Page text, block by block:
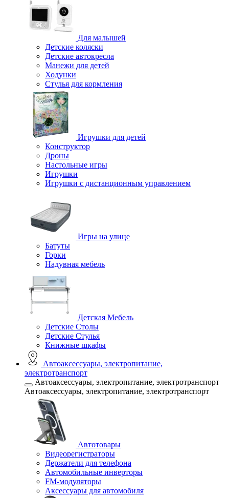
Для малышей
Детские коляски
Детские автокресла
Манежи для детей
Ходунки
Стулья для кормления
Игрушки для детей
Конструктор
Дроны
Настольные игры
Игрушки
Игрушки c дистанционным управлением
Игры на улице
Батуты
Горки
Надувная мебель
Детская Мебель
Детские Столы
Детские Стулья
Книжные шкафы
Автоаксессуары, электропитание,
электротранспорт
Автоаксессуары, электропитание, электротранспорт
Автоаксессуары, электропитание, электротранспорт
Автотовары
Видеорегистраторы
Держатели для телефона
Автомобильные инверторы
FM-модуляторы
Аксессуары для автомобиля